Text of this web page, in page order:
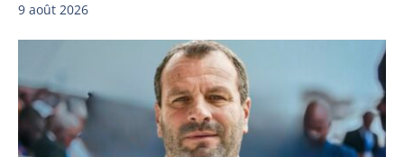
9 août 2026